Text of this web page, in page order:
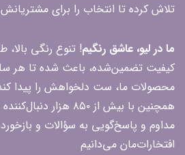
تلاش کرده تا انتخاب را برای
ما در لیو، عاشق رنگیم! تنوع رنگی
کیفیت تضمین‌شده، باعث شده تا هر
محصولات ما، ست دلخواهش را پیدا
همچنین با بیش از ۸۵۰
مداوم و پاسخ‌گویی به سؤالات و
افتخارات‌مان می‌دانیم